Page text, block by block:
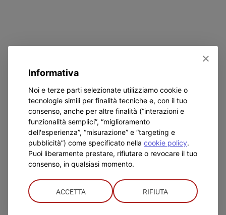
Informativa
Noi e terze parti selezionate utilizziamo cookie o
tecnologie simili per finalità tecniche e, con il tuo
consenso, anche per altre finalità (“interazioni e
funzionalità semplici”, “miglioramento
dell'esperienza”, “misurazione” e “targeting e
pubblicità”) come specificato nella cookie policy.
Puoi liberamente prestare, rifiutare o revocare il tuo
consenso, in qualsiasi momento.
ACCETTA RIFIUTA